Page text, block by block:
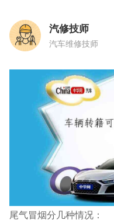
汽修技师
汽车维修技师
尾气冒烟分几种情况：